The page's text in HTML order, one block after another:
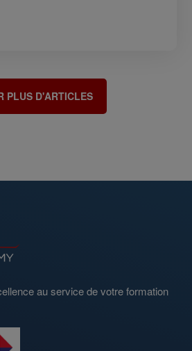
PLUS D'ARTICLES
au service de votre formation